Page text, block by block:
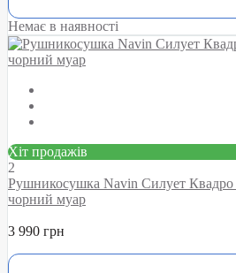
Немає в наявності
Хіт продажів
2
Рушникосушка Navin Силует Квадро
чорний муар
3 990 грн